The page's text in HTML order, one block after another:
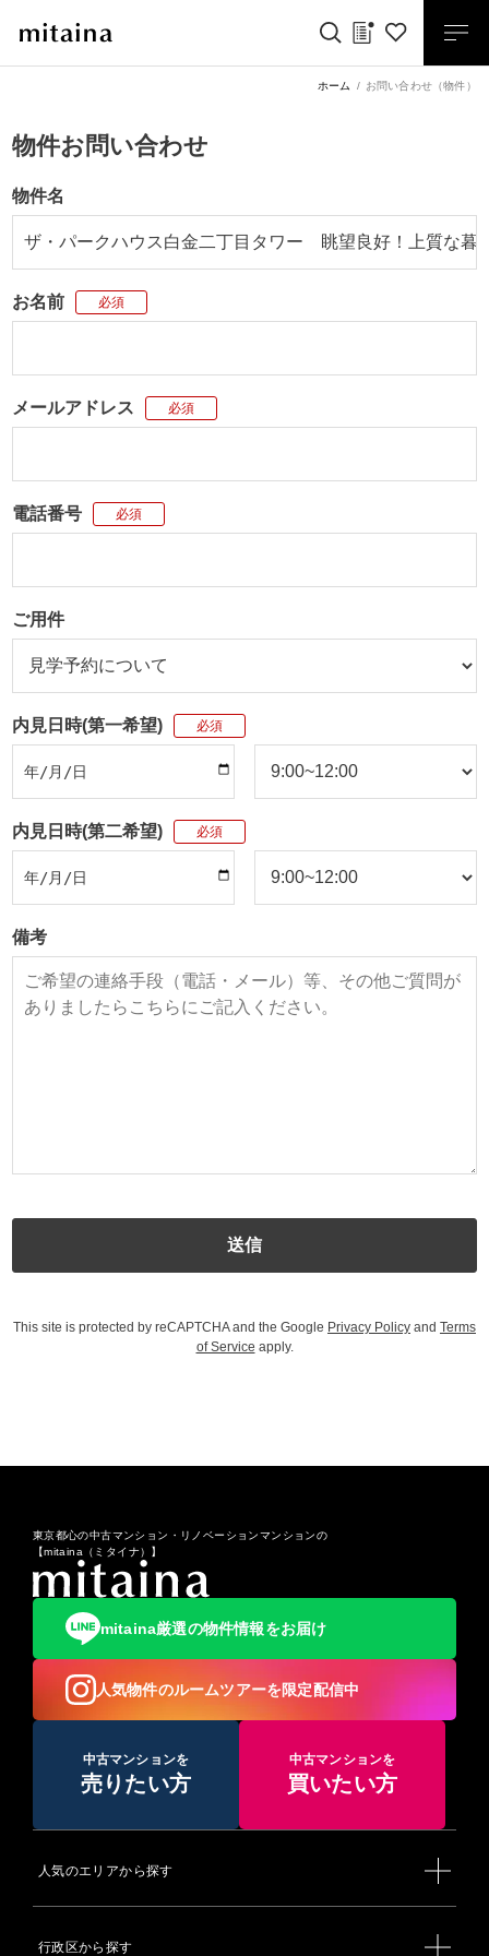
ホーム お問い合わせ（物件）
物件お問い合わせ
物件名
お名前 必須
メールアドレス 必須
電話番号 必須
ご用件
内見日時(第一希望) 必須
内見日時(第二希望) 必須
備考
This site is protected by reCAPTCHA and the Google Privacy Policy and Terms
of Service apply.
東京都心の中古マンション・リノベーションマンションの
【mitaina（ミタイナ）】
mitaina厳選の物件情報をお届け
人気物件のルームツアーを限定配信中
中古マンションを
売りたい方
中古マンションを
買いたい方
人気のエリアから探す
行政区から探す